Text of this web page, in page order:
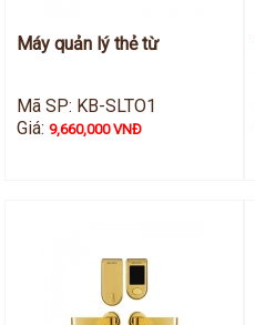
Máy quản lý thẻ từ
Mã SP: KB-SLTO1
Giá:9,660,000 VNĐ